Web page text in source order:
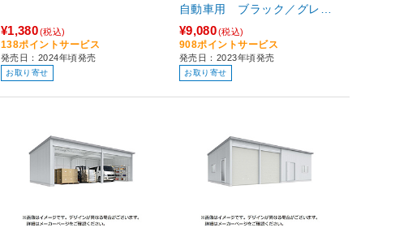
¥1,380(税込)
138ポイントサービス
発売日：2024年頃発売
お取り寄せ
自動車用 ブラック／グレー
KSL450C
¥9,080(税込)
908ポイントサービス
発売日：2023年頃発売
お取り寄せ